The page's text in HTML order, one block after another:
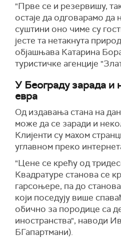
"Прве се и резервишу,
остаје да одговарамо да
суштини оно чиме су
јесте та нетакнута
објашњава Катарина
туристичке агенције
У Београду зарада и
евра
Од издавања стана на
може да се заради и
Клијенти су махом
углавном преко
"Цене се крећу од
Квадратуре станова се
гарсоњере, па до
који поседују више
обично за породице са
иностранства", наводи
БГапартмани).